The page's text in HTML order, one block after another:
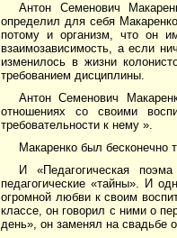
Антон Семенович
определил для себя
потому и организм, что он
взаимозависимость, а если
изменилось в жизни
требованием дисциплины.
Антон Семенович
отношениях со своими
требовательности к нему ».
Макаренко был бесконечно
И «Педагогическая
педагогические «тайны». И
огромной любви к своим
классе, он говорил с ними о
день», он заменял на свадьбе